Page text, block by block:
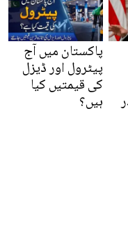
پاکستان میں آج
پیٹرول اور ڈیزل
کی قیمتیں کیا
ہیں؟